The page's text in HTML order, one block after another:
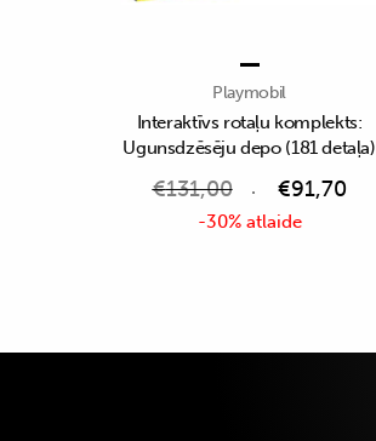
Playmobil
Interaktīvs rotaļu komplekts:
Ugunsdzēsēju depo (181 detaļa)
€131,00 €91,70
-30% atlaide